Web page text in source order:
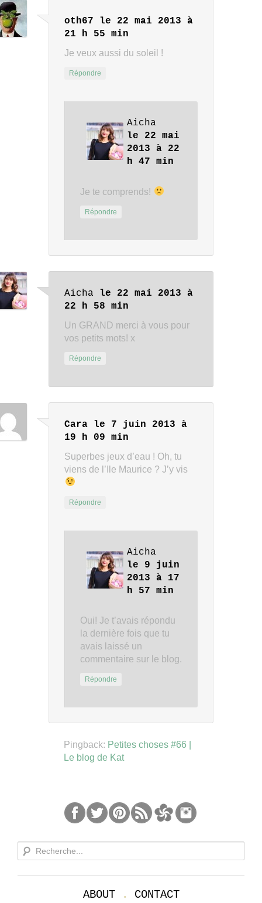
oth67
le 22 mai 2013 à
21 h 55 min
Je veux aussi du soleil !
Répondre
Aicha
le 22 mai
2013 à 22
h 47 min
Je te comprends!
Répondre
Aicha le 22 mai 2013 à
22 h 58 min
Un GRAND merci à vous pour
vos petits mots! x
Répondre
Cara
le 7 juin 2013 à
19 h 09 min
Superbes jeux d’eau ! Oh, tu
viens de l’Ile Maurice ? J’y vis
Répondre
Aicha
le 9 juin
2013 à 17
h 57 min
Oui! Je t’avais répondu
la dernière fois que tu
avais laissé un
commentaire sur le blog.
Répondre
Pingback: Petites choses #66 |
Le blog de Kat
ABOUT. CONTACT